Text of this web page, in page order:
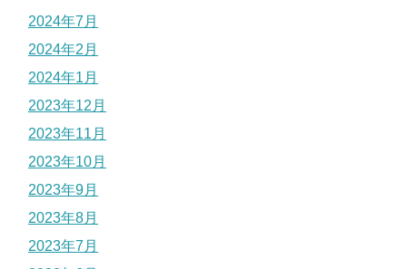
2024年7月
2024年2月
2024年1月
2023年12月
2023年11月
2023年10月
2023年9月
2023年8月
2023年7月